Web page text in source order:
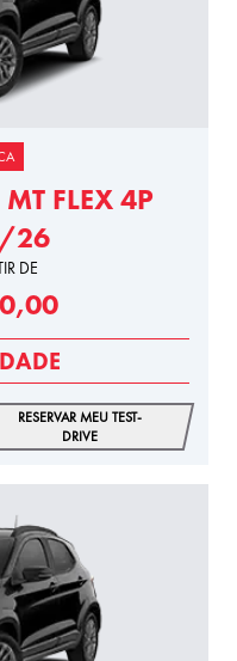
FLEX 4P
26
DE
RESERVAR MEU TEST-
DRIVE